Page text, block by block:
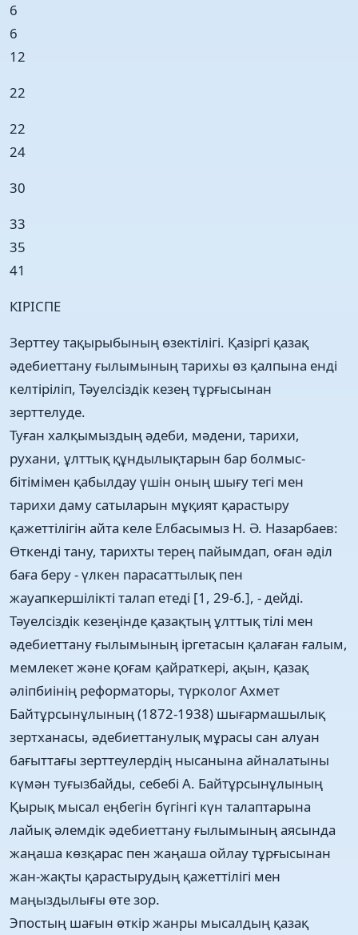
6
6
12
22
22
24
30
33
35
41
КІРІСПЕ
Зерттеу тақырыбының өзектілігі. Қазіргі қазақ
әдебиеттану ғылымының тарихы өз қалпына енді
келтіріліп, Тәуелсіздік кезең тұрғысынан
зерттелуде.
Туған халқымыздың әдеби, мәдени, тарихи,
рухани, ұлттық құндылықтарын бар болмыс-
бітімімен қабылдау үшін оның шығу тегі мен
тарихи даму сатыларын мұқият қарастыру
қажеттілігін айта келе Елбасымыз Н. Ә. Назарбаев:
Өткенді тану, тарихты терең пайымдап, оған әділ
баға беру - үлкен парасаттылық пен
жауапкершілікті талап етеді [1, 29-б.], - дейді.
Тәуелсіздік кезеңінде қазақтың ұлттық тілі мен
әдебиеттану ғылымының іргетасын қалаған ғалым,
мемлекет және қоғам қайраткері, ақын, қазақ
әліпбиінің реформаторы, түрколог Ахмет
Байтұрсынұлының (1872-1938) шығармашылық
зертханасы, әдебиеттанулық мұрасы сан алуан
бағыттағы зерттеулердің нысанына айналатыны
күмән туғызбайды, себебі А. Байтұрсынұлының
Қырық мысал еңбегін бүгінгі күн талаптарына
лайық әлемдік әдебиеттану ғылымының аясында
жаңаша көзқарас пен жаңаша ойлау тұрғысынан
жан-жақты қарастырудың қажеттілігі мен
маңыздылығы өте зор.
Эпостың шағын өткір жанры мысалдың қазақ